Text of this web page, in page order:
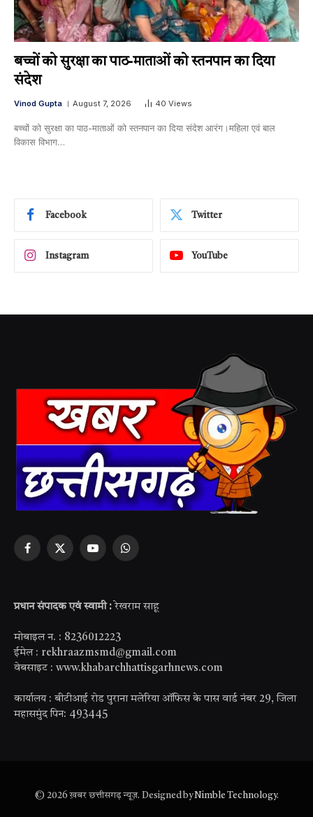
बच्चों को सुरक्षा का पाठ-माताओं को स्तनपान का दिया
संदेश
Vinod Gupta August 7, 2026 40 Views
बच्चों को सुरक्षा का पाठ-माताओं को स्तनपान का दिया संदेश आरंग।महिला एवं बाल
विकास विभाग…
Facebook Twitter
Instagram YouTube
Facebook
X
YouTubeWhatsApp
प्रधान संपादक एवं स्वामी : रेखराम साहू
मोबाइल न. : 8236012223
ईमेल : rekhraazmsmd@gmail.com
वेबसाइट : www.khabarchhattisgarhnews.com
कार्यालय : बीटीआई रोड पुराना मलेरिया ऑफिस के पास वार्ड नंबर 29, जिला
महासमुंद पिन: 493445
© 2026 ख़बर छत्तीसगढ़ न्यूज़. Designed byNimble Technology.